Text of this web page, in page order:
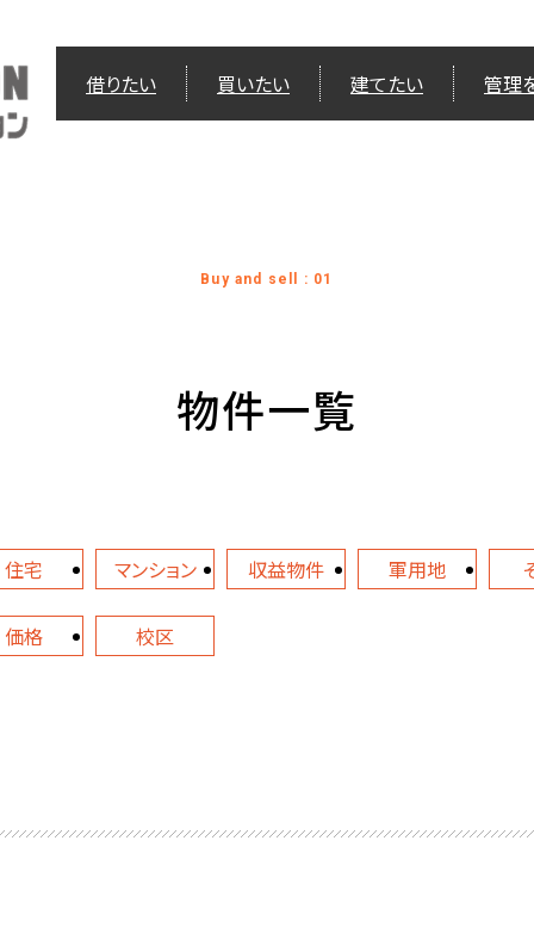
借りたい 買いたい 建てたい 管理
Buy and sell : 01
物件一覧
住宅 マンション 収益物件 軍用地
価格 校区